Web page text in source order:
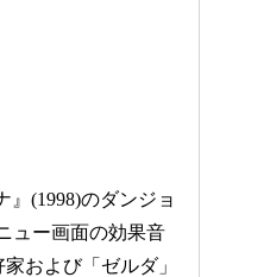
(1998)のダンジョ
ュー画面の効果音
および「ゼルダ」